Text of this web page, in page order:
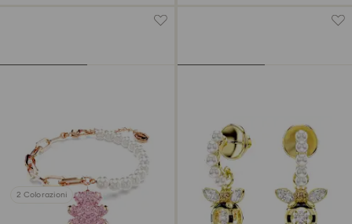
2 Colorazioni